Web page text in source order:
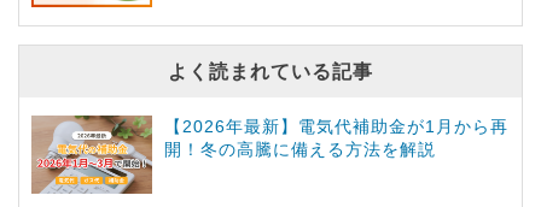
よく読まれている記事
【2026年最新】電気代補助金が1月から再
開！冬の高騰に備える方法を解説